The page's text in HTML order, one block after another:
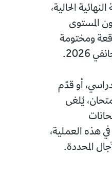
الحالية،
المستوى
ومختومة
أو قدّم
يُلغى
هذه العملية،
المحددة.